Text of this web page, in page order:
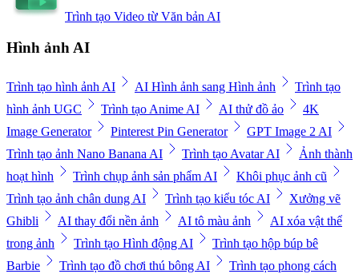
Trình tạo Video từ Văn bản AI
Hình ảnh AI
Trình tạo hình ảnh AI AI Hình ảnh sang Hình ảnh
Trình tạo
hình ảnh UGC
Trình tạo Anime AI AI thử đồ ảo
4K
Image Generator
Pinterest Pin Generator
GPT Image 2 AI
Trình tạo ảnh Nano Banana AI
Trình tạo Avatar AI
Ảnh thành
hoạt hình
Trình chụp ảnh sản phẩm AI
Khôi phục ảnh cũ
Trình tạo ảnh chân dung AI
Trình tạo kiểu tóc AI
Xưởng vẽ
Ghibli
AI thay đổi nền ảnh AI tô màu ảnh
AI xóa vật thể
trong ảnh
Trình tạo Hình động AI
Trình tạo hộp búp bê
Barbie
Trình tạo đồ chơi thú bông AI
Trình tạo phong cách